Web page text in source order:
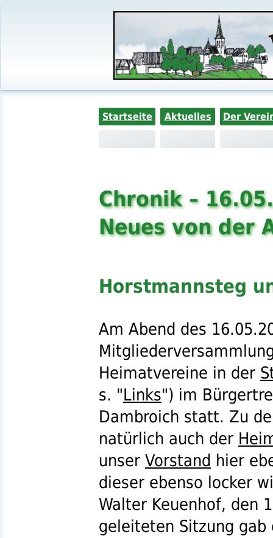
Startseite Aktuelles Der
Chronik –
Neues von der
Horstmannsteg
Am Abend des
Heimatvereine in der
s. "Links") im
Dambroich statt. Zu
natürlich auch der
unser Vorstand hier
dieser ebenso locker
Walter Keuenhof, den
geleiteten Sitzung